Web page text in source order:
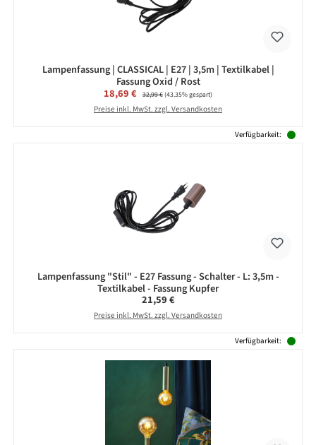
Lampenfassung | CLASSICAL | E27 | 3,5m | Textilkabel |
Fassung Oxid / Rost
Verkaufspreis:
18,69 € Regulärer Preis:
32,99 €(43.35% gespart)
Preise inkl. MwSt. zzgl. Versandkosten
Verfügbarkeit:
Lampenfassung "Stil" - E27 Fassung - Schalter - L: 3,5m -
Textilkabel - Fassung Kupfer
Regulärer Preis:
21,59 €
Preise inkl. MwSt. zzgl. Versandkosten
Verfügbarkeit: